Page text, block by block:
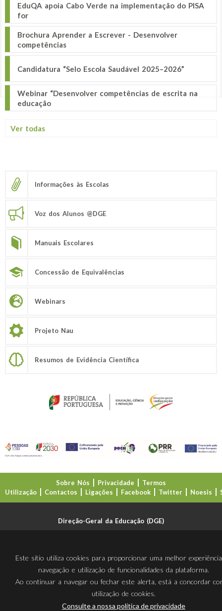
EduQA apoia Cabo Verde na implementação do PISA
for
Brochura Aprender a Escrever - Desenvolver
competências
Candidatura “Selo Escola Saudável 2025–2026”
Webinar “Desenvolver competências de escrita na
educação
Ver todas
Informações às Escolas
Voz dos Alunos @DGE
Manuais Escolares
Concessão de Equivalências
Webinars
Projeto Nau
Resumos de Evidência Científica
Sobre Nós Privacidade
Termos
Utilização
Contactos Ligações Facebook Twitter Noesis
Direção-Geral da Educação (DGE)
Este sítio utiliza cookies para proporcionar uma melhor
navegação e utilização de funcionalidades da plataforma.
Ao continuar a navegar ou fechar este alerta, está a concordar
utilização de cookies.
Consulte a nossa política de privacidade